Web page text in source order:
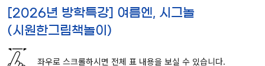
[2026년 방학특강] 여름엔, 시그놀
(시원한그림책놀이)
좌우로 스크롤하시면 전체 표 내용을 보실 수 있습니다.